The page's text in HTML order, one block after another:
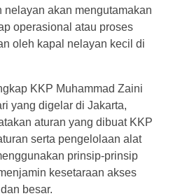
nelayan akan mengutamakan
operasional atau proses
oleh kapal nelayan kecil di
KKP Muhammad Zaini
yang digelar di Jakarta,
aturan yang dibuat KKP
serta pengelolaan alat
prinsip-prinsip
kesetaraan akses
besar.